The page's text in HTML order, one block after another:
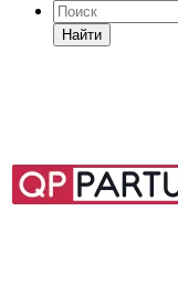
Найти